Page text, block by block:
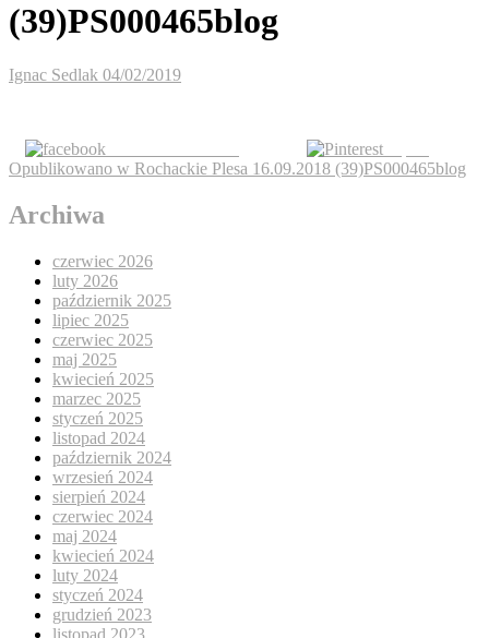
(39)PS000465blog
Ignac Sedlak 04/02/2019
Nawigacja
wpisu
Opublikowano w Rochackie Plesa 16.09.2018 (39)PS000465blog
Archiwa
czerwiec 2026
luty 2026
październik 2025
lipiec 2025
czerwiec 2025
maj 2025
kwiecień 2025
marzec 2025
styczeń 2025
listopad 2024
październik 2024
wrzesień 2024
sierpień 2024
czerwiec 2024
maj 2024
kwiecień 2024
luty 2024
styczeń 2024
grudzień 2023
listopad 2023